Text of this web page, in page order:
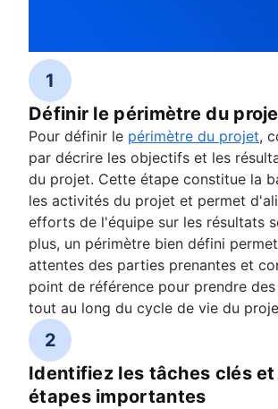
1
Définir le périmètre du
Pour définir le périmètre du projet,
par décrire les objectifs et les
du projet. Cette étape constitue la
les activités du projet et permet
efforts de l'équipe sur les résultats
plus, un périmètre bien défini
attentes des parties prenantes et
point de référence pour prendre
tout au long du cycle de vie du
2
Identifiez les tâches clés
étapes importantes